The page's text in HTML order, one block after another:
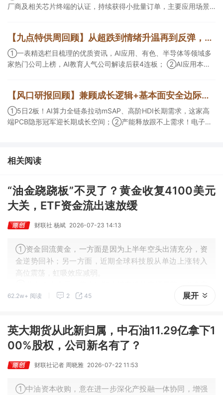
厂商及相关芯片终端的认证，持续获得小批量订单，主要应用场景
等方面具有丰富经验，具备承接细胞与基因治疗产品商业化受托生
产的合规资质，这家公司获净买入。
【九点特供周回顾】从超跌到情绪升温再到反弹，栏目梳理AI应用题材逻辑，AI教育人气公司解读后获4连板
①一表精选栏目梳理的优质资讯，AI应用、有色、半导体等领域多
家热门公司上榜，AI教育人气公司解读后获4连板； ②AI应用本周
角前瞻产业供需情况，提及2家核心公司双双涨停。
【风口研报回顾】兼顾成长逻辑+基本面安全边际！王牌自营前瞻覆盖“pcb+MLCC+电子布”，梳理AI产业链优质标的“深坑起跳”
①5日2板！AI算力全链条拉动mSAP、高阶HDI长期需求，这家高
端PCB隐形冠军迎长期成长空间；②产能释放跟不上需求！电子布
价预期暂未被市场定价，王牌自营前瞻捕捉“预期差”，3日大涨
26%。
相关阅读
“油金跷跷板”不灵了？黄金收复4100美元
大关，ETF资金流出速放缓
财联社 杨斌 2026-07-23 14:13
①资金回流黄金，一方面是因为上半年空头出清充分，资
金逆势回补；另一方面，近期全球科技股从单边上涨转入
高位震荡，虹吸效应减弱。
口尚未开启，趋势性上涨或需等到9月之后，核心变量在于
62.2w+ 阅读 2 45 展开
英大期货从此新归属，中石油11.29亿拿下1
00%股权，公司新名有了？
财联社记者 周晓雅 2026-07-22 11:53
①中油资本收购，意在进一步深化产投融一体协同，增强